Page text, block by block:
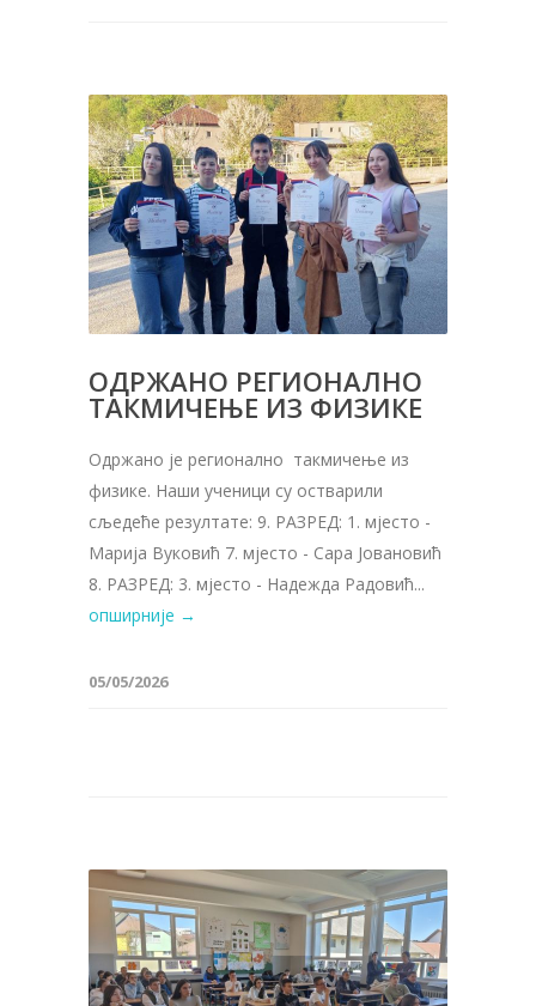
ОДРЖАНО РЕГИОНАЛНО
ТАКМИЧЕЊЕ ИЗ ФИЗИКЕ
Oдржано је регионално такмичење из
физике. Наши ученици су остварили
сљедеће резултате: 9. РАЗРЕД: 1. мјесто -
Марија Вуковић 7. мјесто - Сара Јовановић
8. РАЗРЕД: 3. мјесто - Надежда Радовић...
опширније →
05/05/2026